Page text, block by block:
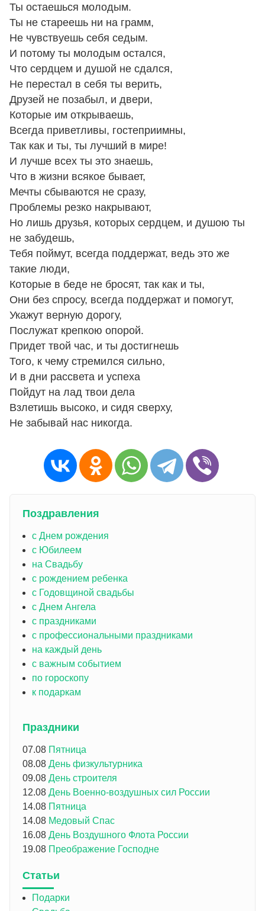
Ты остаешься молодым.
Ты не стареешь ни на грамм,
Не чувствуешь себя седым.
И потому ты молодым остался,
Что сердцем и душой не сдался,
Не перестал в себя ты верить,
Друзей не позабыл, и двери,
Которые им открываешь,
Всегда приветливы, гостеприимны,
Так как и ты, ты лучший в мире!
И лучше всех ты это знаешь,
Что в жизни всякое бывает,
Мечты сбываются не сразу,
Проблемы резко накрывают,
Но лишь друзья, которых сердцем, и душою ты
не забудешь,
Тебя поймут, всегда поддержат, ведь это же
такие люди,
Которые в беде не бросят, так как и ты,
Они без спросу, всегда поддержат и помогут,
Укажут верную дорогу,
Послужат крепкою опорой.
Придет твой час, и ты достигнешь
Того, к чему стремился сильно,
И в дни рассвета и успеха
Пойдут на лад твои дела
Взлетишь высоко, и сидя сверху,
Не забывай нас никогда.
Поздравления
с Днем рождения
с Юбилеем
на Свадьбу
с рождением ребенка
с Годовщиной свадьбы
с Днем Ангела
с праздниками
с профессиональными праздниками
на каждый день
с важным событием
по гороскопу
к подаркам
Праздники
07.08 Пятница
08.08 День физкультурника
09.08 День строителя
12.08 День Военно-воздушных сил России
14.08 Пятница
14.08 Медовый Спас
16.08 День Воздушного Флота России
19.08 Преображение Господне
Статьи
Подарки